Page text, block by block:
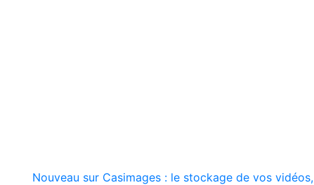
Nouveau sur Casimages : le stockage de vos